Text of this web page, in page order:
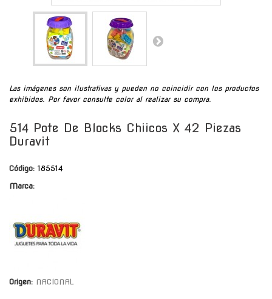
Las imágenes son ilustrativas y pueden no coincidir con los productos
exhibidos. Por favor consulte color al realizar su compra.
514 Pote De Blocks Chiicos X 42 Piezas
Duravit
Código: 185514
Marca:
Origen: NACIONAL